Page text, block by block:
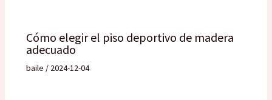
Cómo elegir el piso deportivo de madera
adecuado
baile / 2024-12-04